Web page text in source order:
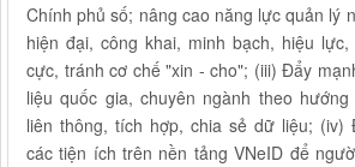
Chính phủ số; nâng cao năng lực quản lý
hiện đại, công khai, minh bạch, hiệu
cực, tránh cơ chế "xin - cho"; (iii) Đẩy
liệu quốc gia, chuyên ngành theo
liên thông, tích hợp, chia sẻ dữ liệu; (iv)
các tiện ích trên nền tảng VNeID để